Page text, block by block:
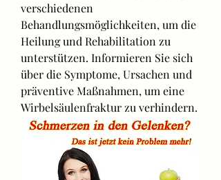
verschiedenen
Behandlungsmöglichkeiten, um die
Heilung und Rehabilitation zu
unterstützen. Informieren Sie sich
über die Symptome, Ursachen und
präventive Maßnahmen, um eine
Wirbelsäulenfraktur zu verhindern.